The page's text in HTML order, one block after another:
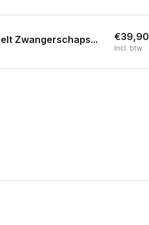
Zwangerschaps... €39,90
Incl. btw